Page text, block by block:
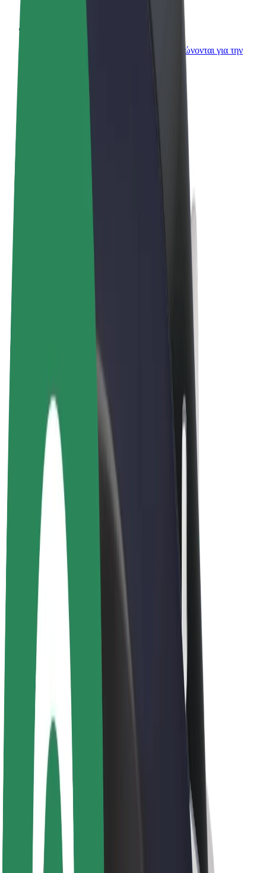
Προϊόντα και υπηρεσίες Bolt που κλιμακώνονται για την
Κερδίστε με Bolt
Οδηγοί
Απολαβές οδηγών
Διανομείς
Απολαβές διανομέων
Bolt Εμπόρους Τροφίμων
Στόλοι
Franchises
Εταιρεία
Θέσεις εργασίας
Σχετικά με τη Bolt
Βιωσιμότητα στη Bolt
Project Zero
Κέντρο Τύπου
Κατευθυντήριες γραμμές Brand
Αποστολή
Σχέσεις με Επενδυτές
Ηγεσία
Μάρκα
Μέσα ενημέρωσης
Urban Fund
Ασφάλεια